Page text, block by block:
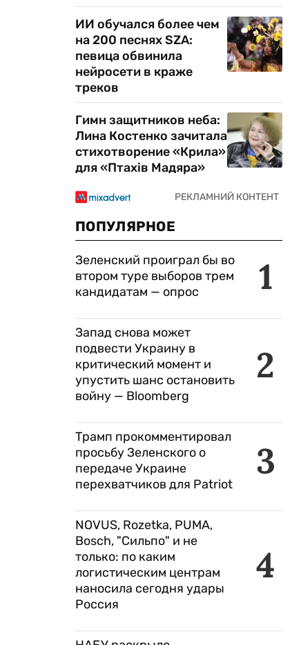
ИИ обучался более чем
на 200 песнях SZA:
певица обвинила
нейросети в краже
треков
Гимн защитников неба:
Лина Костенко зачитала
стихотворение «Крила»
для «Птахів Мадяра»
ПОПУЛЯРНОЕ
1
Зеленский проиграл бы во
втором туре выборов трем
кандидатам — опрос
2
Запад снова может
подвести Украину в
критический момент и
упустить шанс остановить
войну — Bloomberg
3
Трамп прокомментировал
просьбу Зеленского о
передаче Украине
перехватчиков для Patriot
4
NOVUS, Rozetka, PUMA,
Bosch, "Сильпо" и не
только: по каким
логистическим центрам
наносила сегодня удары
Россия